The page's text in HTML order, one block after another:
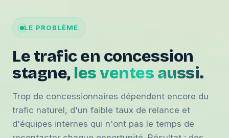
LE PROBLÈME
Le trafic en concession
stagne, les ventes aussi.
Trop de concessionnaires dépendent encore du
trafic naturel, d'un faible taux de relance et
d'équipes internes qui n'ont pas le temps de